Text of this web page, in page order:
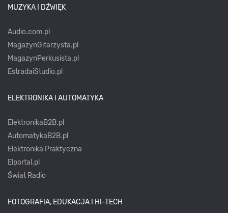
MUZYKA I DŹWIĘK
Audio.com.pl
MagazynGitarzysta.pl
MagazynPerkusista.pl
EstradaiStudio.pl
ELEKTRONIKA I AUTOMATYKA
ElektronikaB2B.pl
AutomatykaB2B.pl
Elektronika Praktyczna
Elportal.pl
Świat Radio
FOTOGRAFIA, EDUKACJA I HI-TECH